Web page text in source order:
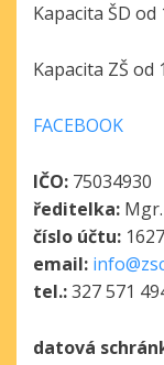
Kapacita ŠD od
Kapacita ZŠ od
FACEBOOK
IČO: 75034930
ředitelka:
číslo účtu:
email:
tel.:327 571
datová